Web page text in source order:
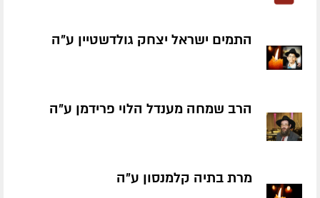
התמים ישראל יצחק גולדשטיין ע״ה
הרב שמחה מענדל הלוי פרידמן ע״ה
מרת בתיה קלמנסון ע״ה